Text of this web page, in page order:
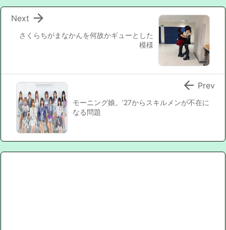
さくらちがまなかんを何故かギューとした
模様

Next
モーニング娘。’27からスキルメンが不在に
なる問題
 Prev